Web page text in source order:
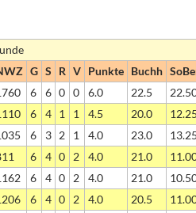
G S R V Punkte Buchh
6 6 0 0 6.0 22.5
6 4 1 1 4.5 20.0
6 3 2 1 4.0 23.0
6 4 0 2 4.0 21.0
6 4 0 2 4.0 21.0
6 4 0 2 4.0 20.5